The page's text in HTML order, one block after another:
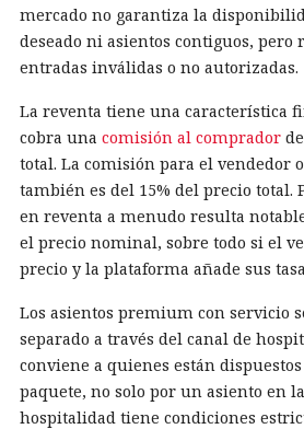
mercado no garantiza la
deseado ni asientos contiguos, pero
entradas inválidas o no autorizadas.
La reventa tiene una característica
cobra una comisión al comprador
total. La comisión para el vendedor
también es del 15% del precio total.
en reventa a menudo resulta
el precio nominal, sobre todo si el
precio y la plataforma añade sus
Los asientos premium con servicio
separado a través del canal de
conviene a quienes están
paquete, no solo por un asiento en
hospitalidad tiene condiciones